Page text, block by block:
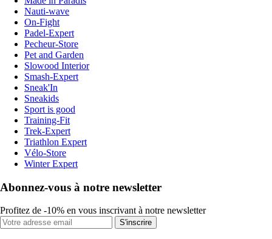
Nauti-wave
On-Fight
Padel-Expert
Pecheur-Store
Pet and Garden
Slowood Interior
Smash-Expert
Sneak'In
Sneakids
Sport is good
Training-Fit
Trek-Expert
Triathlon Expert
Vélo-Store
Winter Expert
Abonnez-vous à notre newsletter
Profitez de -10% en vous inscrivant à notre newsletter
S'inscrire